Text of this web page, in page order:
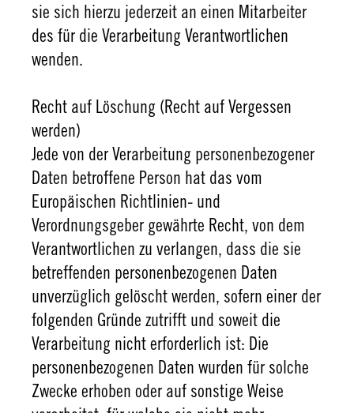
sie sich hierzu jederzeit an einen Mitarbeiter
des für die Verarbeitung Verantwortlichen
wenden.
Recht auf Löschung (Recht auf Vergessen
werden)
Jede von der Verarbeitung personenbezogener
Daten betroffene Person hat das vom
Europäischen Richtlinien- und
Verordnungsgeber gewährte Recht, von dem
Verantwortlichen zu verlangen, dass die sie
betreffenden personenbezogenen Daten
unverzüglich gelöscht werden, sofern einer der
folgenden Gründe zutrifft und soweit die
Verarbeitung nicht erforderlich ist: Die
personenbezogenen Daten wurden für solche
Zwecke erhoben oder auf sonstige Weise